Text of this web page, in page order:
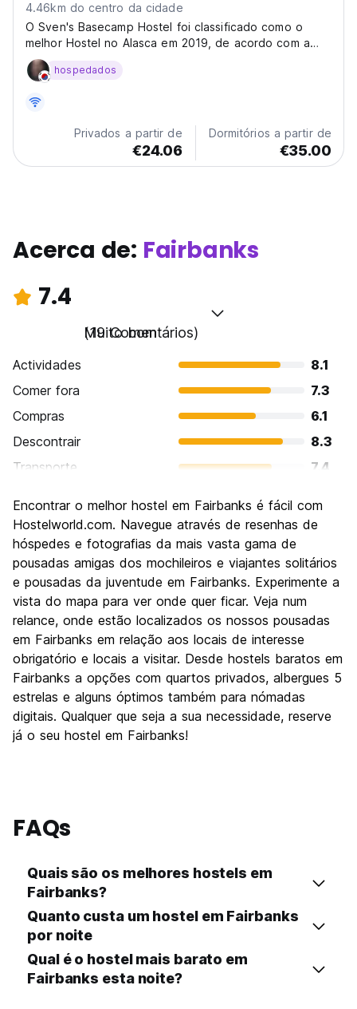
4.46km do centro da cidade
O Sven's Basecamp Hostel foi classificado como o
melhor Hostel no Alasca em 2019, de acordo com a
Alaska Travel Association. O que torna este Hostel tão
especial é a sua disposição espaçosa com campos de
espaçosa,...
hospedados
Privados a partir de
€24.06
Dormitórios a partir de
€35.00
Acerca de: Fairbanks
7.4
Muito bom
(19 Comentários)
Actividades
8.1
Comer fora
7.3
Compras
6.1
Descontrair
8.3
Transporte
7.4
Cultura
7.5
Festas / vida noturna
Custo-beneficio
7.8
Encontrar o melhor hostel em Fairbanks é fácil com
Hostelworld.com. Navegue através de resenhas de
hóspedes e fotografias da mais vasta gama de
pousadas amigas dos mochileiros e viajantes solitários
e pousadas da juventude em Fairbanks. Experimente a
vista do mapa para ver onde quer ficar. Veja num
relance, onde estão localizados os nossos pousadas
em Fairbanks em relação aos locais de interesse
obrigatório e locais a visitar. Desde hostels baratos em
Fairbanks a opções com quartos privados, albergues 5
estrelas e alguns óptimos também para nómadas
digitais. Qualquer que seja a sua necessidade, reserve
já o seu hostel em Fairbanks!
FAQs
Quais são os melhores hostels em
Fairbanks?
Quanto custa um hostel em Fairbanks
por noite
Qual é o hostel mais barato em
Fairbanks esta noite?